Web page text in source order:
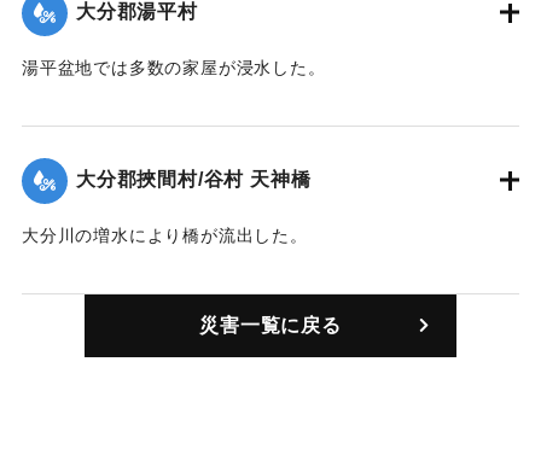
大分郡湯平村
湯平盆地では多数の家屋が浸水した。
｜固有コード:00343002
大分郡挾間村/谷村 天神橋
大分川の増水により橋が流出した。
｜固有コード:00343003
災害一覧に戻る